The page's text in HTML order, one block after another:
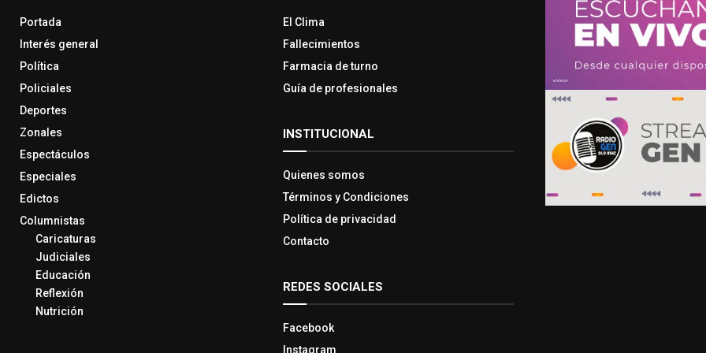
Portada
Interés general
Política
Policiales
Deportes
Zonales
Espectáculos
Especiales
Edictos
Columnistas
Caricaturas
Judiciales
Educación
Reflexión
Nutrición
El Clima
Fallecimientos
Farmacia de turno
Guía de profesionales
INSTITUCIONAL
Quienes somos
Términos y Condiciones
Política de privacidad
Contacto
REDES SOCIALES
Facebook
Instagram